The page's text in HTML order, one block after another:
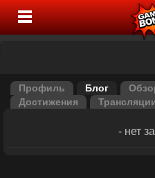
Профиль Блог
Достижения
- нет